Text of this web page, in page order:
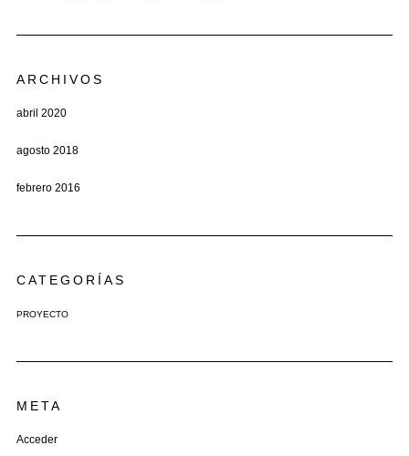
ARCHIVOS
abril 2020
agosto 2018
febrero 2016
CATEGORÍAS
PROYECTO
META
Acceder